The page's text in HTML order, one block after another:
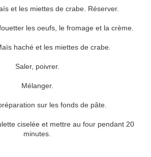
et les miettes de crabe. Réserver.
les oeufs, le fromage et la crème.
haché et les miettes de crabe.
Saler, poivrer.
Mélanger.
sur les fonds de pâte.
ciselée et mettre au four pendant 20
minutes.